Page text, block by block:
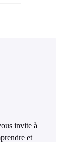
invite à
et